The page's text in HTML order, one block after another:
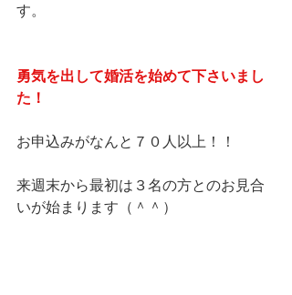
す。
勇気を出して婚活を始めて下さいまし
た！
お申込みがなんと７０人以上！！
来週末から最初は３名の方とのお見合
いが始まります（＾＾）